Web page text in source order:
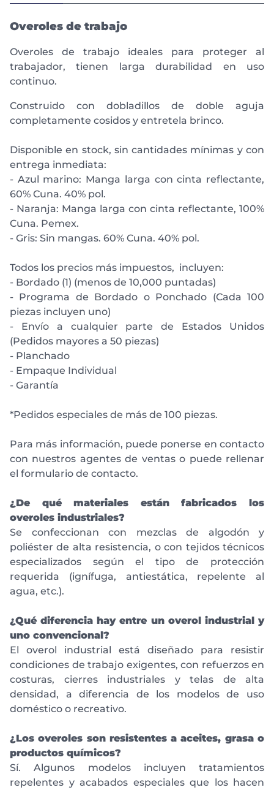
Overoles de trabajo
Overoles de trabajo ideales para proteger al
trabajador, tienen larga durabilidad en uso
continuo.
Construido con dobladillos de doble aguja
completamente cosidos y entretela brinco.
Disponible en stock, sin cantidades mínimas y con
entrega inmediata:
- Azul marino: Manga larga con cinta reflectante,
60% Cuna. 40% pol.
- Naranja: Manga larga con cinta reflectante, 100%
Cuna. Pemex.
- Gris: Sin mangas. 60% Cuna. 40% pol.
Todos los precios más impuestos, incluyen:
- Bordado (1) (menos de 10,000 puntadas)
- Programa de Bordado o Ponchado (Cada 100
piezas incluyen uno)
- Envío a cualquier parte de Estados Unidos
(Pedidos mayores a 50 piezas)
- Planchado
- Empaque Individual
- Garantía
*Pedidos especiales de más de 100 piezas.
Para más información, puede ponerse en contacto
con nuestros agentes de ventas o puede rellenar
el formulario de contacto.
¿De qué materiales están fabricados los
overoles industriales?
Se confeccionan con mezclas de algodón y
poliéster de alta resistencia, o con tejidos técnicos
especializados según el tipo de protección
requerida (ignífuga, antiestática, repelente al
agua, etc.).
¿Qué diferencia hay entre un overol industrial y
uno convencional?
El overol industrial está diseñado para resistir
condiciones de trabajo exigentes, con refuerzos en
costuras, cierres industriales y telas de alta
densidad, a diferencia de los modelos de uso
doméstico o recreativo.
¿Los overoles son resistentes a aceites, grasa o
productos químicos?
Sí. Algunos modelos incluyen tratamientos
repelentes y acabados especiales que los hacen